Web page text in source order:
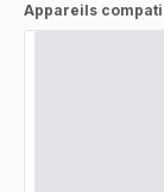
Appareils